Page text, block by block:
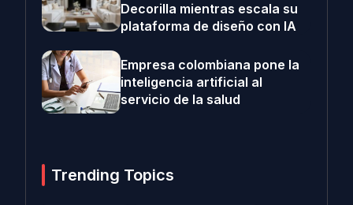
Decorilla mientras escala su
plataforma de diseño con IA
Empresa colombiana pone la
inteligencia artificial al
servicio de la salud
Trending Topics